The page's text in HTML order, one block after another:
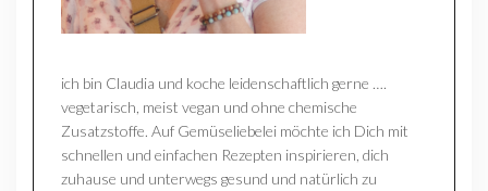
ich bin Claudia und koche leidenschaftlich gerne ….
vegetarisch, meist vegan und ohne chemische
Zusatzstoffe. Auf Gemüseliebelei möchte ich Dich mit
schnellen und einfachen Rezepten inspirieren, dich
zuhause und unterwegs gesund und natürlich zu